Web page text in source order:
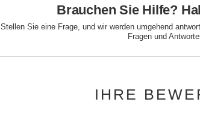
Brauchen Sie Hilfe?
Stellen Sie eine Frage, und wir werden umgehend
Fragen und
IHRE